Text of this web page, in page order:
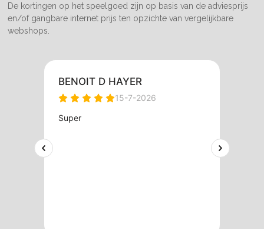
De kortingen op het speelgoed zijn op basis van de adviesprijs
en/of gangbare internet prijs ten opzichte van vergelijkbare
webshops.